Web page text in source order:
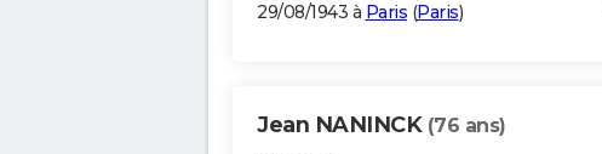
29/08/1943 à Paris (Paris)
Jean NANINCK (76 ans)